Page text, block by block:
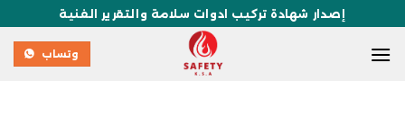
إصدار شهادة تركيب ادوات سلامة والتقرير الفنية
وتساب